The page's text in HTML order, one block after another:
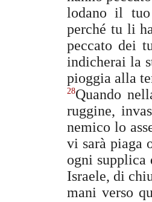
lodano il
perché tu li
peccato dei
indicherai la
pioggia alla
28Quando
ruggine,
nemico lo
vi sarà piaga
ogni
Israele, di
mani verso